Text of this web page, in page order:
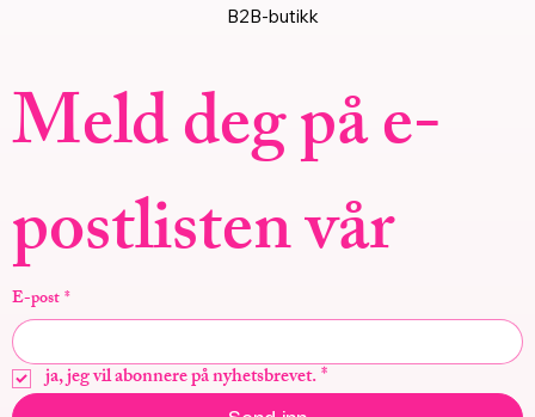
Meld deg på e-
postlisten vår
E-post*
ja, jeg vil abonnere på nyhetsbrevet.*
B2B-butikk